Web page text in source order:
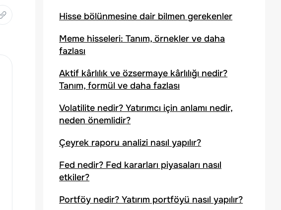
Hisse bölünmesine dair bilmen gerekenler
Meme hisseleri: Tanım, örnekler ve daha
fazlası
Aktif kârlılık ve özsermaye kârlılığı nedir?
Tanım, formül ve daha fazlası
Volatilite nedir? Yatırımcı için anlamı nedir,
neden önemlidir?
Çeyrek raporu analizi nasıl yapılır?
Fed nedir? Fed kararları piyasaları nasıl
etkiler?
Portföy nedir? Yatırım portföyü nasıl yapılır?